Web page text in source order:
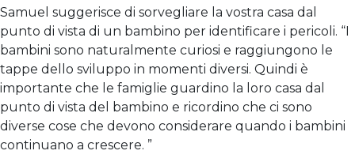
Samuel suggerisce di sorvegliare la vostra casa dal
punto di vista di un bambino per identificare i pericoli. “I
bambini sono naturalmente curiosi e raggiungono le
tappe dello sviluppo in momenti diversi. Quindi è
importante che le famiglie guardino la loro casa dal
punto di vista del bambino e ricordino che ci sono
diverse cose che devono considerare quando i bambini
continuano a crescere. ”